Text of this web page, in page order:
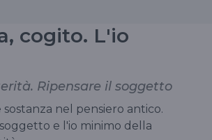
cogito. L'io
Ripensare il soggetto
sostanza nel pensiero antico.
e l'io minimo della